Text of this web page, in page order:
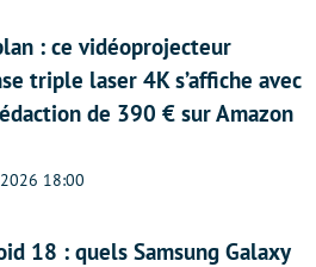
: ce vidéoprojecteur
triple laser 4K s’affiche avec
de 390 € sur Amazon
18:00
18 : quels Samsung Galaxy